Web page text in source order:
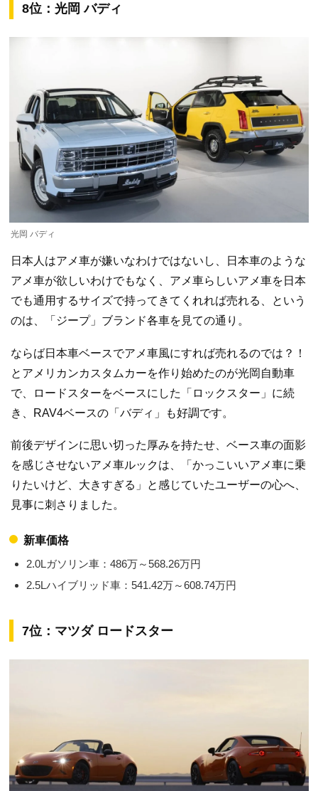
8位：光岡 バディ
光岡 バディ
日本人はアメ車が嫌いなわけではないし、日本車のような
アメ車が欲しいわけでもなく、アメ車らしいアメ車を日本
でも通用するサイズで持ってきてくれれば売れる、という
のは、「ジープ」ブランド各車を見ての通り。
ならば日本車ベースでアメ車風にすれば売れるのでは？！
とアメリカンカスタムカーを作り始めたのが光岡自動車
で、ロードスターをベースにした「ロックスター」に続
き、RAV4ベースの「バディ」も好調です。
前後デザインに思い切った厚みを持たせ、ベース車の面影
を感じさせないアメ車ルックは、「かっこいいアメ車に乗
りたいけど、大きすぎる」と感じていたユーザーの心へ、
見事に刺さりました。
新車価格
2.0Lガソリン車：486万～568.26万円
2.5Lハイブリッド車：541.42万～608.74万円
7位：マツダ ロードスター